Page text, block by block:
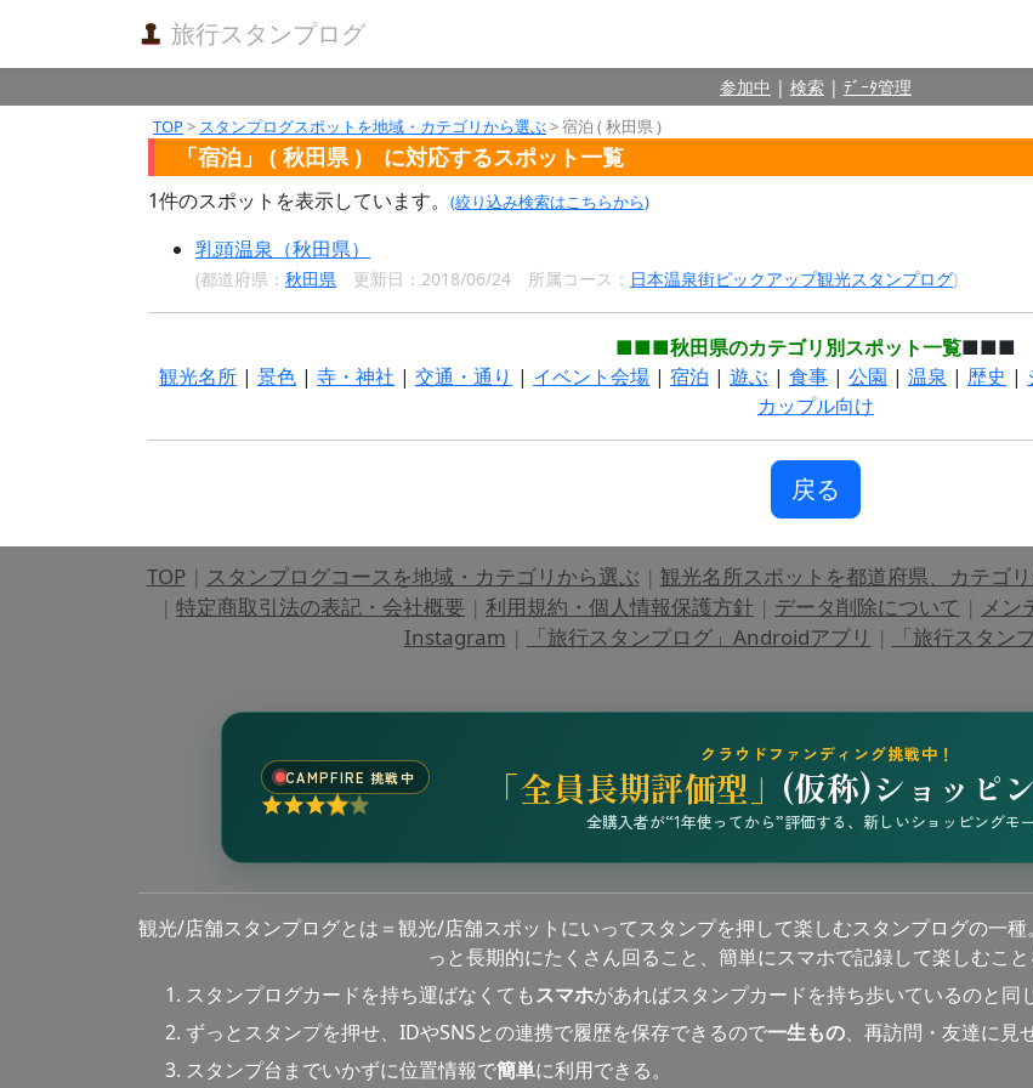
旅行スタンプログ
参加中 | 検索 | ﾃﾞｰﾀ管理
TOP> スタンプログスポットを地域・カテゴリから選ぶ> 宿泊 ( 秋田県 )
「宿泊」 ( 秋田県 ) に対応するスポット一覧
1件のスポットを表示しています。 (絞り込み検索はこちらから)
乳頭温泉（秋田県）
(都道府県： 秋田県 更新日：2018/06/24 所属コース： 日本温泉街ピックアップ観光スタンプログ)
■■■秋田県のカテゴリ別スポット一覧■■■
観光名所 | 景色 | 寺・神社 | 交通・通り | イベント会場 | 宿泊 | 遊ぶ | 食事 | 公園 | 温泉 | 歴史 |
カップル向け
戻る
TOP| スタンプログコースを地域・カテゴリから選ぶ | 観光名所スポットを都道府県、カテゴ
| 特定商取引法の表記・会社概要 | 利用規約・個人情報保護方針 | データ削除について | メン
Instagram | 「旅行スタンプログ」Androidアプリ | 「旅行スタン
CAMPFIRE 挑戦中
クラウドファンディング挑戦中！
「全員長期評価型」 (仮称)ショッピ
全購入者が“1年使ってから”評価する、新しいショッピングモー
観光/店舗スタンプログとは＝観光/店舗スポットにいってスタンプを押して楽しむスタンプログの一種
っと長期的にたくさん回ること、簡単にスマホで記録して楽しむこと
スタンプログカードを持ち運ばなくてもスマホがあればスタンプカードを持ち歩いているのと同じ
ずっとスタンプを押せ、IDやSNSとの連携で履歴を保存できるので一生もの、再訪問・友達に見
スタンプ台までいかずに位置情報で簡単に利用できる。